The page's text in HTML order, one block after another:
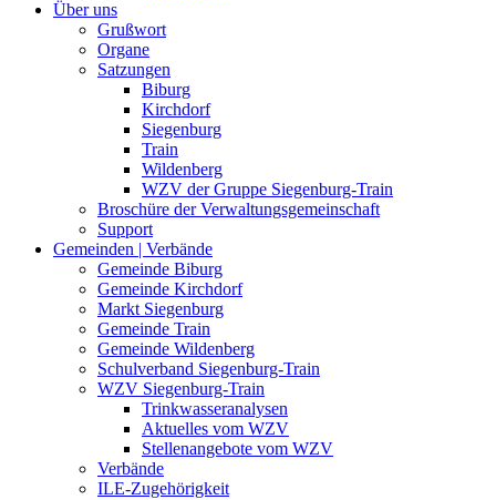
Über uns
Grußwort
Organe
Satzungen
Biburg
Kirchdorf
Siegenburg
Train
Wildenberg
WZV der Gruppe Siegenburg-Train
Broschüre der Verwaltungsgemeinschaft
Support
Gemeinden | Verbände
Gemeinde Biburg
Gemeinde Kirchdorf
Markt Siegenburg
Gemeinde Train
Gemeinde Wildenberg
Schulverband Siegenburg-Train
WZV Siegenburg-Train
Trinkwasseranalysen
Aktuelles vom WZV
Stellenangebote vom WZV
Verbände
ILE-Zugehörigkeit